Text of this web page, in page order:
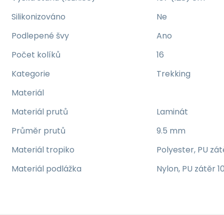
Silikonizováno
Ne
Podlepené švy
Ano
Počet kolíků
16
Kategorie
Trekking
Materiál
Materiál prutů
Laminát
Průměr prutů
9.5 mm
Materiál tropiko
Polyester, PU
Materiál podlážka
Nylon, PU zátěr